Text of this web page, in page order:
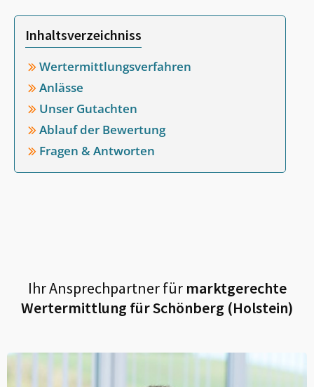
Inhaltsverzeichniss
Wertermittlungsverfahren
Anlässe
Unser Gutachten
Ablauf der Bewertung
Fragen & Antworten
Ihr Ansprechpartner fürmarktgerechte
Wertermittlung fürSchönberg (Holstein)